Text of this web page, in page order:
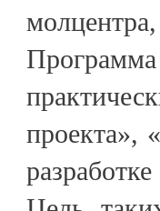
проекта»,